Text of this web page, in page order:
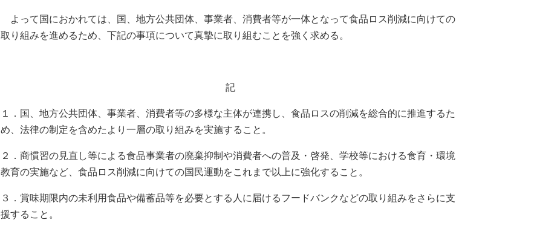
よって国におかれては、国、地方公共団体、事業者、消費者等が一体となって食品ロス削減に向けての
取り組みを進めるため、下記の事項について真摯に取り組むことを強く求める。
記
１．国、地方公共団体、事業者、消費者等の多様な主体が連携し、食品ロスの削減を総合的に推進するた
め、法律の制定を含めたより一層の取り組みを実施すること。
２．商慣習の見直し等による食品事業者の廃棄抑制や消費者への普及・啓発、学校等における食育・環境
教育の実施など、食品ロス削減に向けての国民運動をこれまで以上に強化すること。
３．賞味期限内の未利用食品や備蓄品等を必要とする人に届けるフードバンクなどの取り組みをさらに支
援すること。